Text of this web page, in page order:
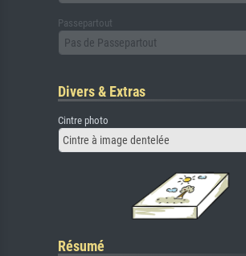
Passepartout
Pas de Passepartout
Divers & Extras
Cintre photo
Cintre à image dentelée
Résumé